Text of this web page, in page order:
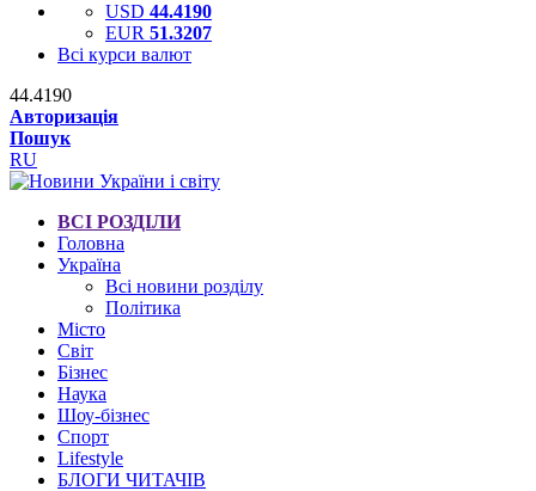
USD 44.4190
EUR 51.3207
Всі курси валют
44.4190
Авторизація
Пошук
RU
ВСІ РОЗДІЛИ
Головна
Україна
Всі новини розділу
Політика
Місто
Світ
Бізнес
Наука
Шоу-бізнес
Спорт
Lifestyle
БЛОГИ ЧИТАЧІВ